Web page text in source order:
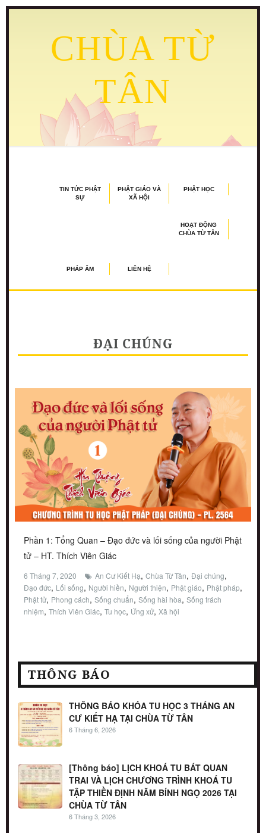
CHÙA TỪ
TÂN
TIN TỨC PHẬT
SỰ
PHẬT GIÁO VÀ
XÃ HỘI
PHẬT HỌC
HOẠT ĐỘNG
CHÙA TỪ TÂN
PHÁP ÂM LIÊN HỆ
ĐẠI CHÚNG
Phần 1: Tổng Quan – Đạo đức và lối sống của người Phật
tử – HT. Thích Viên Giác
6 Tháng 7, 2020 An Cư Kiết Hạ, Chùa Từ Tân, Đại chúng,
Đạo đức, Lối sống, Người hiền, Người thiện, Phật giáo, Phật pháp,
Phật tử, Phong cách, Sống chuẩn, Sống hài hòa, Sống trách
nhiệm, Thích Viên Giác, Tu học, Ứng xử, Xã hội
THÔNG BÁO
THÔNG BÁO KHÓA TU HỌC 3 THÁNG AN
CƯ KIẾT HẠ TẠI CHÙA TỪ TÂN
6 Tháng 6, 2026
[Thông báo] LỊCH KHOÁ TU BÁT QUAN
TRAI VÀ LỊCH CHƯƠNG TRÌNH KHOÁ TU
TẬP THIỀN ĐỊNH NĂM BÍNH NGỌ 2026 TẠI
CHÙA TỪ TÂN
6 Tháng 3, 2026